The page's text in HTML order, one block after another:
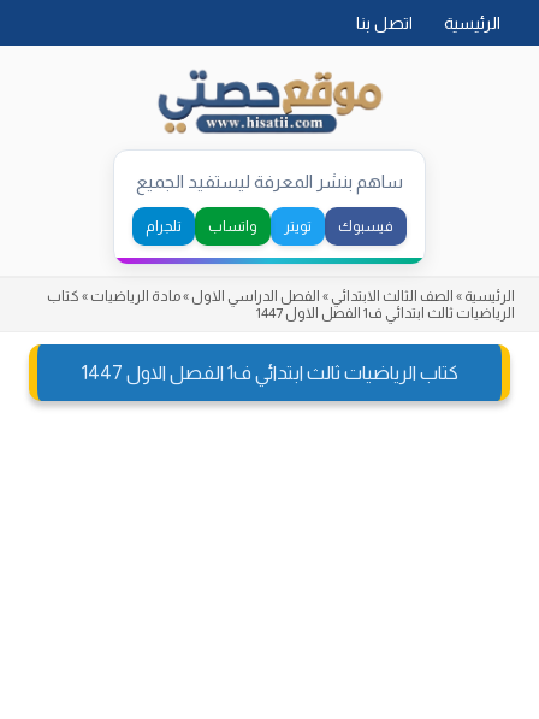
الرئيسية اتصل بنا
ساهم بنشر المعرفة ليستفيد الجميع
فيسبوك تويتر واتساب تلجرام
الرئيسية » الصف الثالث الابتدائي » الفصل الدراسي الاول »مادة الرياضيات » كتاب
الرياضيات ثالث ابتدائي ف1 الفصل الاول 1447
كتاب الرياضيات ثالث ابتدائي ف1 الفصل الاول 1447